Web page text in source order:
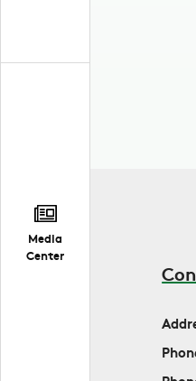
Media
Center